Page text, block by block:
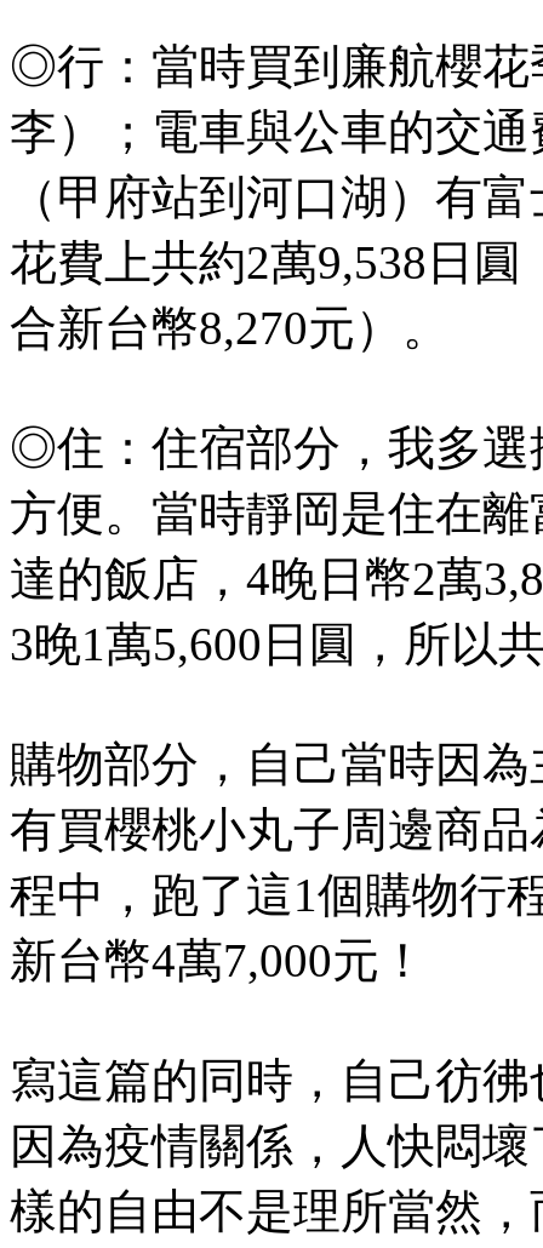
◎行：當時買到廉航櫻花
李）；電車與公車的交
（甲府站到河口湖）有
花費上共約2萬9,538日
合新台幣8,270元）。
◎住：住宿部分，我多選
方便。當時靜岡是住在
達的飯店，4晚日幣2萬
3晚1萬5,600日圓，所以
購物部分，自己當時因
有買櫻桃小丸子周邊商
程中，跑了這1個購物行
新台幣4萬7,000元！
寫這篇的同時，自己彷
因為疫情關係，人快悶
樣的自由不是理所當然